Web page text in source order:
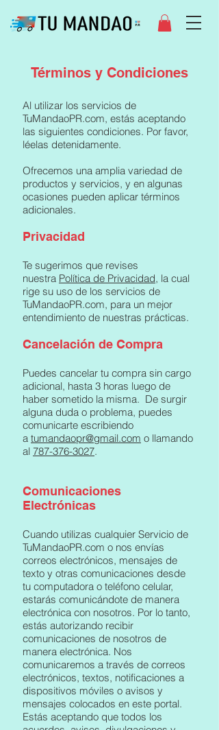
Términos y Condiciones
Al utilizar los servicios de
TuMandaoPR.com, estás aceptando
las siguientes condiciones. Por favor,
léelas detenidamente.
Ofrecemos una amplia variedad de
productos y servicios, y en algunas
ocasiones pueden aplicar términos
adicionales.
Privacidad
Te sugerimos que revises
nuestra Política de Privacidad, la cual
rige su uso de los servicios de
TuMandaoPR.com, para un mejor
entendimiento de nuestras prácticas.
Cancelación de Compra
Puedes cancelar tu compra sin cargo
adicional, hasta 3 horas luego de
haber sometido la misma. De surgir
alguna duda o problema, puedes
comunicarte escribiendo
a tumandaopr@gmail.com o llamando
al 787-376-3027.
Comunicaciones
Electrónicas
Cuando utilizas cualquier Servicio de
TuMandaoPR.com o nos envías
correos electrónicos, mensajes de
texto y otras comunicaciones desde
tu computadora o teléfono celular,
estarás comunicándote de manera
electrónica con nosotros. Por lo tanto,
estás autorizando recibir
comunicaciones de nosotros de
manera electrónica. Nos
comunicaremos a través de correos
electrónicos, textos, notificaciones a
dispositivos móviles o avisos y
mensajes colocados en este portal.
Estás aceptando que todos los